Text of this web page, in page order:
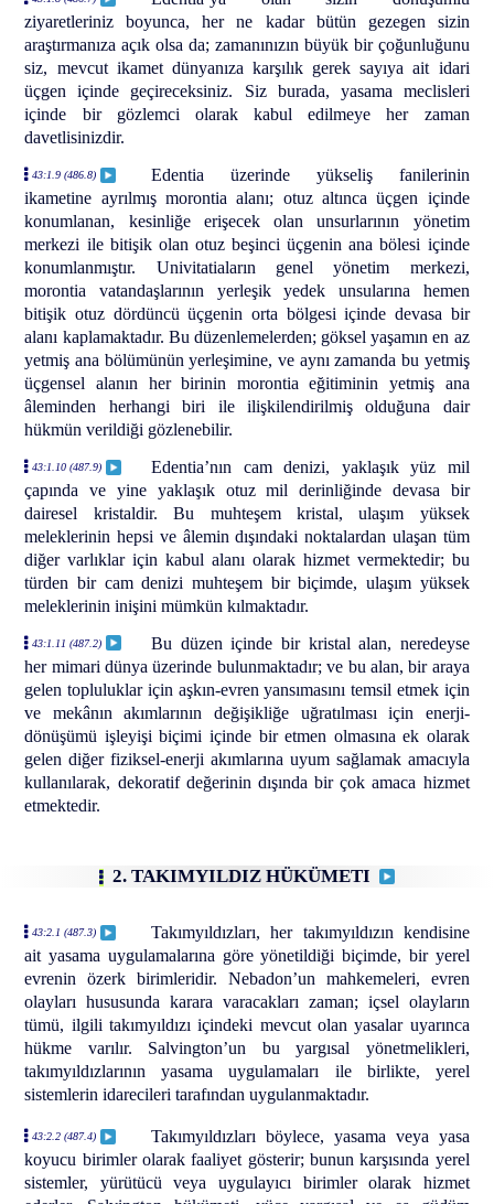
ziyaretleriniz boyunca, her ne kadar bütün gezegen sizin
araştırmanıza açık olsa da; zamanınızın büyük bir çoğunluğunu
siz, mevcut ikamet dünyanıza karşılık gerek sayıya ait idari
üçgen içinde geçireceksiniz. Siz burada, yasama meclisleri
içinde bir gözlemci olarak kabul edilmeye her zaman
davetlisinizdir.
43:1.9 (486.8)
Edentia üzerinde yükseliş fanilerinin
ikametine ayrılmış morontia alanı; otuz altınca üçgen içinde
konumlanan, kesinliğe erişecek olan unsurlarının yönetim
merkezi ile bitişik olan otuz beşinci üçgenin ana bölesi içinde
konumlanmıştır. Univitatiaların genel yönetim merkezi,
morontia vatandaşlarının yerleşik yedek unsularına hemen
bitişik otuz dördüncü üçgenin orta bölgesi içinde devasa bir
alanı kaplamaktadır. Bu düzenlemelerden; göksel yaşamın en az
yetmiş ana bölümünün yerleşimine, ve aynı zamanda bu yetmiş
üçgensel alanın her birinin morontia eğitiminin yetmiş ana
âleminden herhangi biri ile ilişkilendirilmiş olduğuna dair
hükmün verildiği gözlenebilir.
43:1.10 (487.9)
Edentia’nın cam denizi, yaklaşık yüz mil
çapında ve yine yaklaşık otuz mil derinliğinde devasa bir
dairesel kristaldir. Bu muhteşem kristal, ulaşım yüksek
meleklerinin hepsi ve âlemin dışındaki noktalardan ulaşan tüm
diğer varlıklar için kabul alanı olarak hizmet vermektedir; bu
türden bir cam denizi muhteşem bir biçimde, ulaşım yüksek
meleklerinin inişini mümkün kılmaktadır.
43:1.11 (487.2)
Bu düzen içinde bir kristal alan, neredeyse
her mimari dünya üzerinde bulunmaktadır; ve bu alan, bir araya
gelen topluluklar için aşkın-evren yansımasını temsil etmek için
ve mekânın akımlarının değişikliğe uğratılması için enerji-
dönüşümü işleyişi biçimi içinde bir etmen olmasına ek olarak
gelen diğer fiziksel-enerji akımlarına uyum sağlamak amacıyla
kullanılarak, dekoratif değerinin dışında bir çok amaca hizmet
etmektedir.
2. TAKIMYILDIZ HÜKÜMETI
43:2.1 (487.3)
Takımyıldızları, her takımyıldızın kendisine
ait yasama uygulamalarına göre yönetildiği biçimde, bir yerel
evrenin özerk birimleridir. Nebadon’un mahkemeleri, evren
olayları hususunda karara varacakları zaman; içsel olayların
tümü, ilgili takımyıldızı içindeki mevcut olan yasalar uyarınca
hükme varılır. Salvington’un bu yargısal yönetmelikleri,
takımyıldızlarının yasama uygulamaları ile birlikte, yerel
sistemlerin idarecileri tarafından uygulanmaktadır.
43:2.2 (487.4)
Takımyıldızları böylece, yasama veya yasa
koyucu birimler olarak faaliyet gösterir; bunun karşısında yerel
sistemler, yürütücü veya uygulayıcı birimler olarak hizmet